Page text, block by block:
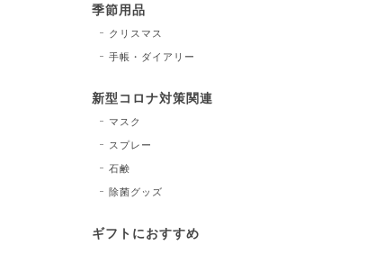
季節用品
クリスマス
手帳・ダイアリー
新型コロナ対策関連
マスク
スプレー
石鹸
除菌グッズ
ギフトにおすすめ